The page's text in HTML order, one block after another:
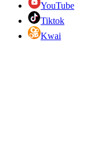
YouTube
Tiktok
Kwai